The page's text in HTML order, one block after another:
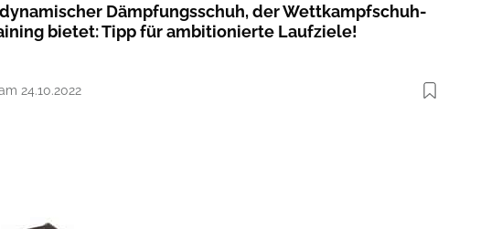
Dämpfungsschuh, der Wettkampfschuh-
bietet: Tipp für ambitionierte Laufziele!
24.10.2022